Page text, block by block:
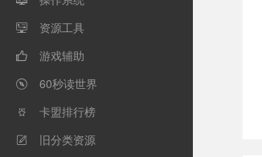
 资源工具
 游戏辅助
 60秒读世界
 卡盟排行榜
 旧分类资源